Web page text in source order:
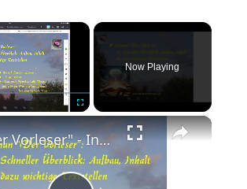
×
Now Playing
×
"Der Vorleser" - Inhalt, Aufbau, Zitate zum Roman; Interpretation wichtiger Stellen, z.B. "Liebe"